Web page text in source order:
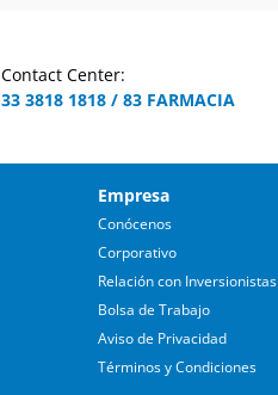
Contact Center:
33 3818 1818 / 83 FARMACIA
Empresa
Conócenos
Corporativo
Relación con Inversionistas
Bolsa de Trabajo
Aviso de Privacidad
Términos y Condiciones